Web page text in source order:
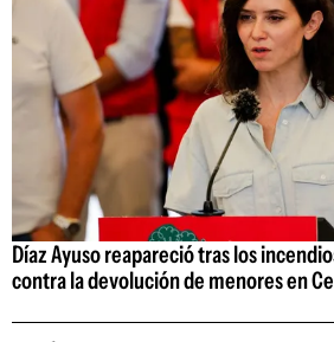
Díaz Ayuso reapareció tras los
contra la devolución de menores en